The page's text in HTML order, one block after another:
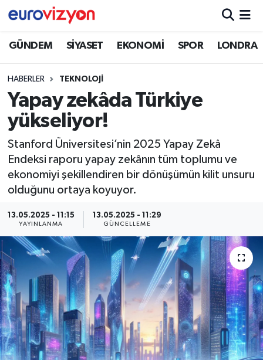
GÜNDEM SİYASET EKONOMİ SPOR LONDRA
HABERLER TEKNOLOJİ
Yapay zekâda Türkiye
yükseliyor!
Stanford Üniversitesi’nin 2025 Yapay Zekâ
Endeksi raporu yapay zekânın tüm toplumu ve
ekonomiyi şekillendiren bir dönüşümün kilit unsuru
olduğunu ortaya koyuyor.
13.05.2025 - 11:15
YAYINLANMA
13.05.2025 - 11:29
GÜNCELLEME